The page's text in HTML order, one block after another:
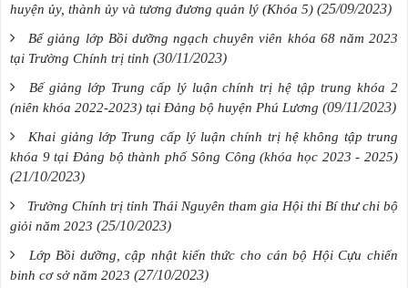
huyện ủy, thành ủy và tương đương quản lý (Khóa 5) (25/09/2023)
Bế giảng lớp Bồi dưỡng ngạch chuyên viên khóa 68 năm 2023
tại Trường Chính trị tỉnh (30/11/2023)
Bế giảng lớp Trung cấp lý luận chính trị hệ tập trung khóa 2
(niên khóa 2022-2023) tại Đảng bộ huyện Phú Lương (09/11/2023)
Khai giảng lớp Trung cấp lý luận chính trị hệ không tập trung
khóa 9 tại Đảng bộ thành phố Sông Công (khóa học 2023 - 2025)
(21/10/2023)
Trường Chính trị tỉnh Thái Nguyên tham gia Hội thi Bí thư chi bộ
giỏi năm 2023 (25/10/2023)
Lớp Bồi dưỡng, cập nhật kiến thức cho cán bộ Hội Cựu chiến
binh cơ sở năm 2023 (27/10/2023)